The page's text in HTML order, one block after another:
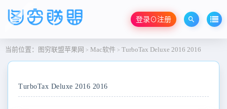
登录⊙注册
当前位置： 图穷联盟苹果网 > Mac软件 > TurboTax Deluxe 2016 2016
TurboTax Deluxe 2016 2016